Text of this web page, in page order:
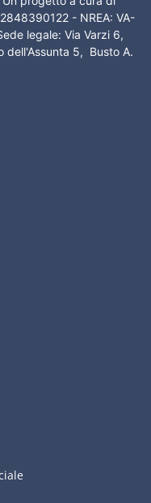
- NREA: VA-
legale: Via Varzi 6,
dell'Assunta 5, Busto A.